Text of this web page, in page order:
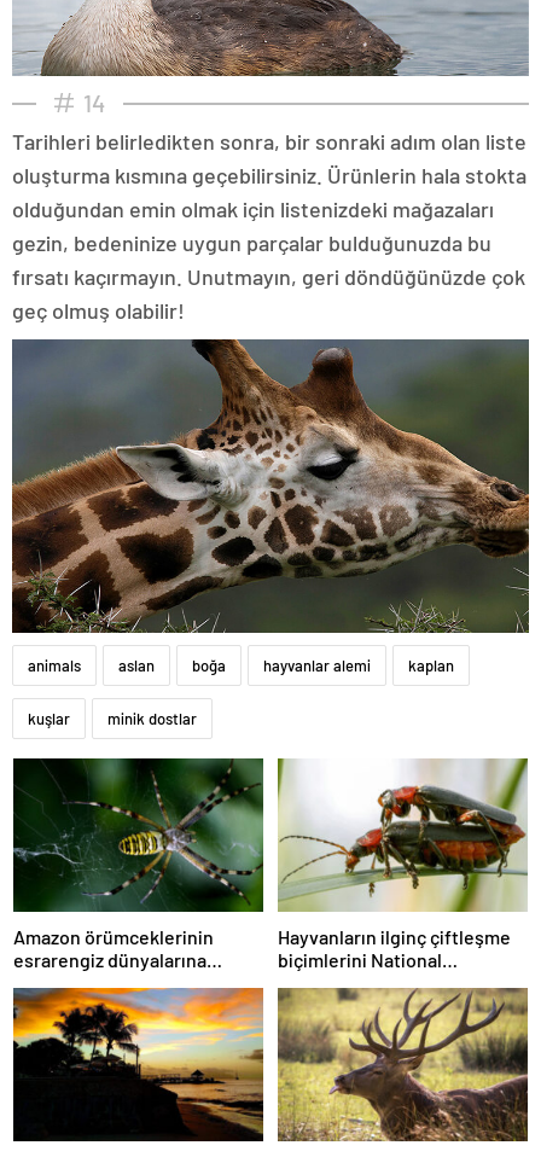
14
Tarihleri belirledikten sonra, bir sonraki adım olan liste
oluşturma kısmına geçebilirsiniz. Ürünlerin hala stokta
olduğundan emin olmak için listenizdeki mağazaları
gezin, bedeninize uygun parçalar bulduğunuzda bu
fırsatı kaçırmayın. Unutmayın, geri döndüğünüzde çok
geç olmuş olabilir!
animals aslan boğa hayvanlar alemi kaplan
kuşlar minik dostlar
Amazon örümceklerinin
esrarengiz dünyalarına
gitmeye hazır olun.
Hayvanların ilginç çiftleşme
biçimlerini National
Geographic görüntüledi.